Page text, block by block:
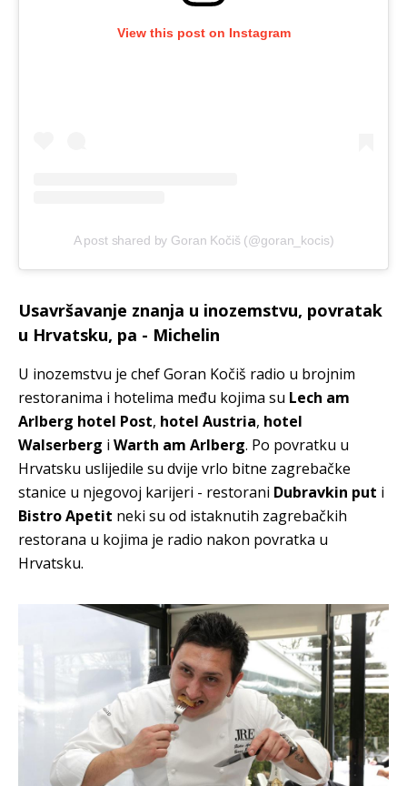
View this post on Instagram
A post shared by Goran Kočiš (@goran_kocis)
Usavršavanje znanja u inozemstvu, povratak
u Hrvatsku, pa - Michelin
U inozemstvu je chef Goran Kočiš radio u brojnim
restoranima i hotelima među kojima su Lech am
Arlberg hotel Post, hotel Austria, hotel
Walserberg i Warth am Arlberg. Po povratku u
Hrvatsku uslijedile su dvije vrlo bitne zagrebačke
stanice u njegovoj karijeri - restorani Dubravkin put i
Bistro Apetit neki su od istaknutih zagrebačkih
restorana u kojima je radio nakon povratka u
Hrvatsku.